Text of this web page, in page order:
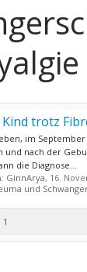
trotz
im
und nach der
die Diagnose...
GinnArya, 16.
und